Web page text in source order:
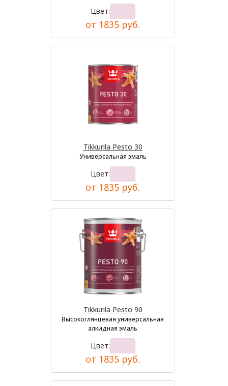
Цвет:
от 1835 руб.
Tikkurila Pesto 30
Универсальная эмаль
Цвет:
от 1835 руб.
Tikkurila Pesto 90
Высокоглянцевая универсальная
алкидная эмаль
Цвет:
от 1835 руб.